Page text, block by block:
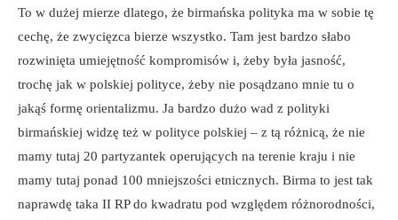
To w dużej mierze dlatego, że birmańska polityka ma w sobie tę
cechę, że zwycięzca bierze wszystko. Tam jest bardzo słabo
rozwinięta umiejętność kompromisów i, żeby była jasność,
trochę jak w polskiej polityce, żeby nie posądzano mnie tu o
jakąś formę orientalizmu. Ja bardzo dużo wad z polityki
birmańskiej widzę też w polityce polskiej – z tą różnicą, że nie
mamy tutaj 20 partyzantek operujących na terenie kraju i nie
mamy tutaj ponad 100 mniejszości etnicznych. Birma to jest tak
naprawdę taka II RP do kwadratu pod względem różnorodności,